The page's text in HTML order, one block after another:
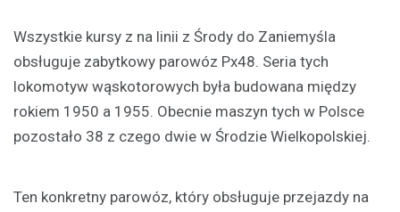
Wszystkie kursy z na linii z Środy do Zaniemyśla
obsługuje zabytkowy parowóz Px48. Seria tych
lokomotyw wąskotorowych była budowana między
rokiem 1950 a 1955. Obecnie maszyn tych w Polsce
pozostało 38 z czego dwie w Środzie Wielkopolskiej.
Ten konkretny parowóz, który obsługuje przejazdy na